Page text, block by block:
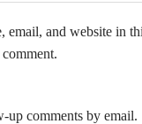
email, and website in
comments by email.